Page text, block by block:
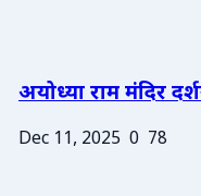
अयोध्या राम मंदिर
Dec 11, 2025 0 78